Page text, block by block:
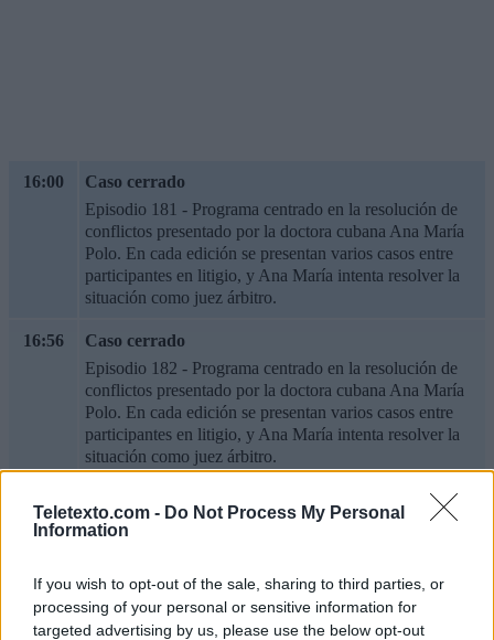
Teletexto.com - Do Not Process My Personal
Information
If you wish to opt-out of the sale, sharing to third parties, or
processing of your personal or sensitive information for
targeted advertising by us, please use the below opt-out
16:00
Caso cerrado
Episodio 181 - Programa centrado en la resolución de
conflictos presentado por la doctora cubana Ana María
Polo. En cada edición se presentan varios casos entre
participantes en litigio, y Ana María intenta resolver la
situación como juez árbitro.
16:56
Caso cerrado
Episodio 182 - Programa centrado en la resolución de
conflictos presentado por la doctora cubana Ana María
Polo. En cada edición se presentan varios casos entre
participantes en litigio, y Ana María intenta resolver la
situación como juez árbitro.
Episodio 183 - Programa centrado en la resolución de
participantes en litigio, y Ana María intenta resolver la
situación como juez árbitro.